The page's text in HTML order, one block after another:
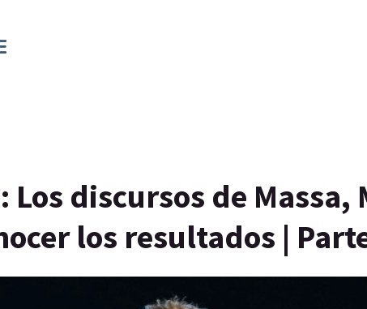
Los discursos de Massa,
los resultados |